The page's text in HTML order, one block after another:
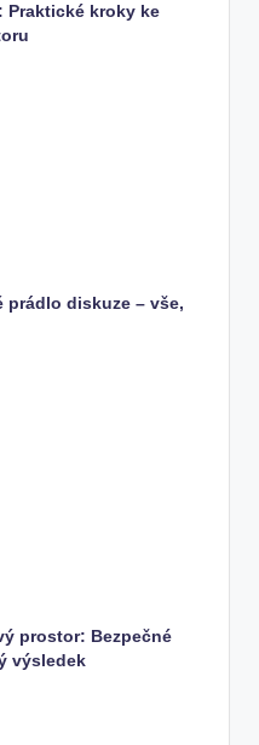
kroky ke
prádlo diskuze – vše,
prostor: Bezpečné
výsledek